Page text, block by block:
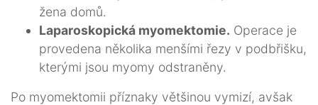
žena domů.
Laparoskopická myomektomie. Operace je
provedena několika menšími řezy v podbřišku,
kterými jsou myomy odstraněny.
Po myomektomii příznaky většinou vymizí, avšak